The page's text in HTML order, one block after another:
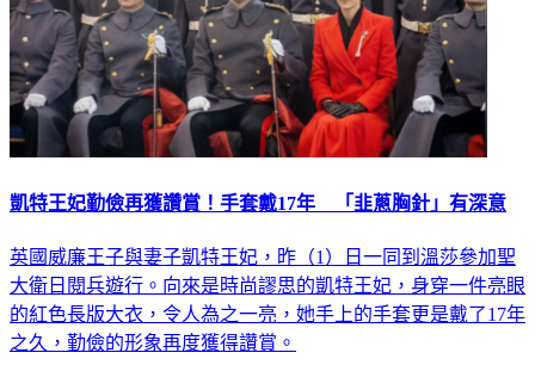
凱特王妃勤儉再獲讚賞！手套戴17年 「韭蔥胸針」有深意
英國威廉王子與妻子凱特王妃，昨（1）日一同到溫莎參加聖
大衛日閱兵遊行。向來是時尚謬思的凱特王妃，身穿一件亮眼
的紅色長版大衣，令人為之一亮，她手上的手套更是戴了17年
之久，勤儉的形象再度獲得讚賞。